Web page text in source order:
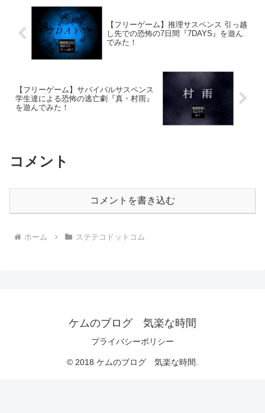
【フリーゲーム】推理サスペンス 引っ越
し先での恐怖の7日間『7DAYS』を遊ん
でみた！
【フリーゲーム】サバイバルサスペンス
学生達による恐怖の逃亡劇『真・村雨』
を遊んでみた！
コメント
コメントを書き込む
ホーム ステテコドットコム
ケムのブログ 気楽な時間
プライバシーポリシー
© 2018 ケムのブログ 気楽な時間.